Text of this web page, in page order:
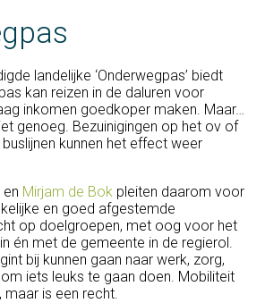
landelijke ‘Onderwegpas’ biedt
kan reizen in de daluren voor
inkomen goedkoper maken. Maar…
genoeg. Bezuinigingen op het ov of
kunnen het effect weer
en Mirjam de Bok pleiten daarom voor
en goed afgestemde
op doelgroepen, met oog voor het
én met de gemeente in de regierol.
bij kunnen gaan naar werk, zorg,
iets leuks te gaan doen. Mobiliteit
maar is een recht.